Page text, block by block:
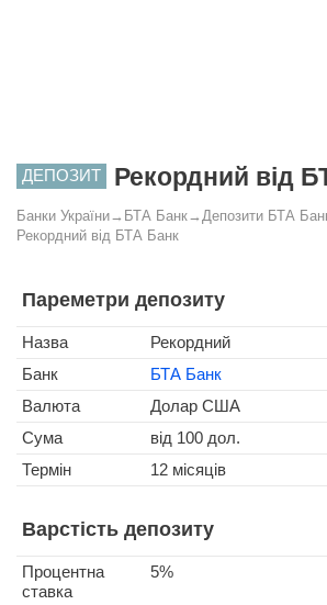
ДЕПОЗИТ Рекордний від
Банки України→ БТА Банк→ Депозити БТА
Рекордний від БТА Банк
Пареметри депозиту
Назва
Рекордний
Банк
БТА Банк
Валюта
Долар США
Сума
від 100 дол.
Термін
12 місяців
Варстість депозиту
Процентна
ставка
5%